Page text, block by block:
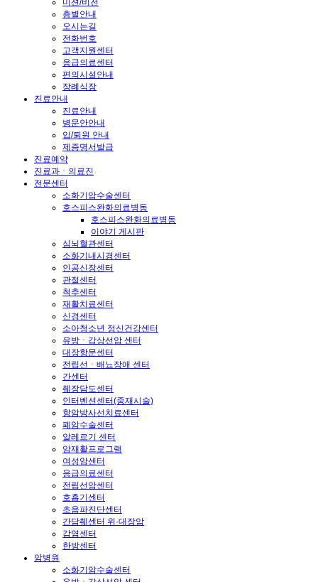
미션/비전
층별안내
오시는길
전화번호
고객지원센터
응급의료센터
편의시설안내
장례식장
진료안내
진료안내
병문안안내
입/퇴원 안내
제증명서발급
진료예약
진료과ㆍ의료진
전문센터
소화기암수술센터
호스피스완화의료병동
호스피스완화의료병동
이야기 게시판
심뇌혈관센터
소화기내시경센터
인공신장센터
관절센터
척추센터
재활치료센터
신경센터
소아청소년 정신건강센터
유방ㆍ갑상선암 센터
대장항문센터
전립선ㆍ배뇨장애 센터
간센터
췌장담도센터
인터벤션센터(중재시술)
항암방사선치료센터
폐암수술센터
알레르기 센터
암재활프로그램
여성암센터
응급의료센터
전립선암센터
호흡기센터
초음파진단센터
간담췌센터 위·대장암
감염센터
한방센터
암병원
소화기암수술센터